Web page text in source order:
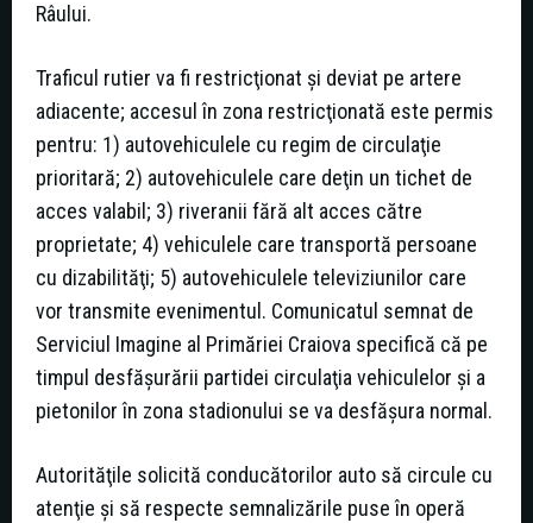
Râului.
Traficul rutier va fi restricţionat şi deviat pe artere
adiacente; accesul în zona restricţionată este permis
pentru: 1) autovehiculele cu regim de circulaţie
prioritară; 2) autovehiculele care deţin un tichet de
acces valabil; 3) riveranii fără alt acces către
proprietate; 4) vehiculele care transportă persoane
cu dizabilităţi; 5) autovehiculele televiziunilor care
vor transmite evenimentul. Comunicatul semnat de
Serviciul Imagine al Primăriei Craiova specifică că pe
timpul desfăşurării partidei circulaţia vehiculelor şi a
pietonilor în zona stadionului se va desfăşura normal.
Autorităţile solicită conducătorilor auto să circule cu
atenţie şi să respecte semnalizările puse în operă